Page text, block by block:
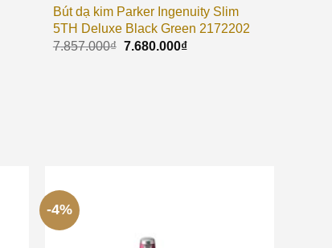
Bút dạ kim Parker Ingenuity Slim
5TH Deluxe Black Green 2172202
7.857.000₫ 7.680.000₫
-4%